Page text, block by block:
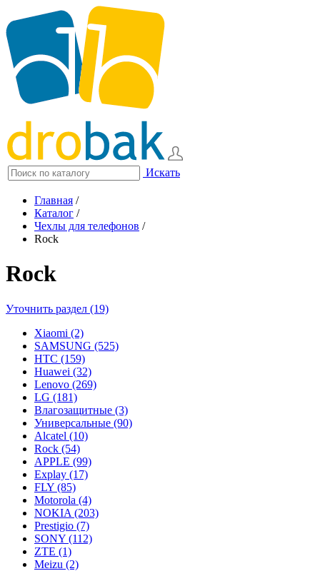
Искать
Главная /
Каталог /
Чехлы для телефонов /
Rock
Rock
Уточнить раздел (19)
Xiaomi (2)
SAMSUNG (525)
HTC (159)
Huawei (32)
Lenovo (269)
LG (181)
Влагозащитные (3)
Универсальные (90)
Alcatel (10)
Rock (54)
APPLE (99)
Explay (17)
FLY (85)
Motorola (4)
NOKIA (203)
Prestigio (7)
SONY (112)
ZTE (1)
Meizu (2)